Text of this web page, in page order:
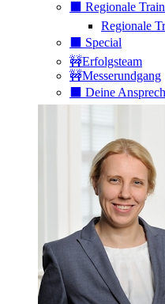
⬛️ Regionale
Regionale
⬛️ Special
🚧Erfolgsteam
🚧Messerundgang
⬛️ Deine